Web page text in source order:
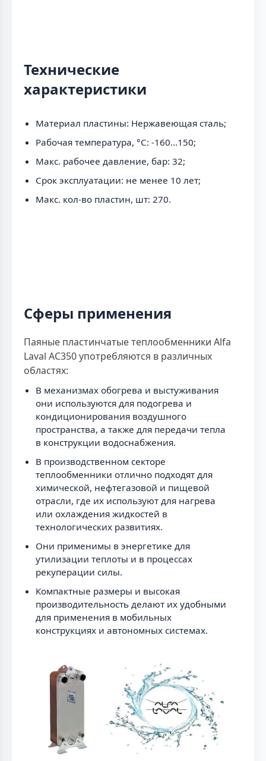
Технические
характеристики
Материал пластины: Нержавеющая сталь;
Рабочая температура, °C: -160...150;
Макс. рабочее давление, бар: 32;
Срок эксплуатации: не менее 10 лет;
Макс. кол-во пластин, шт: 270.
Сферы применения
Паяные пластинчатые теплообменники Alfa
Laval AC350 употребляются в различных
областях:
В механизмах обогрева и выстуживания
они используются для подогрева и
кондиционирования воздушного
пространства, а также для передачи тепла
в конструкции водоснабжения.
В производственном секторе
теплообменники отлично подходят для
химической, нефтегазовой и пищевой
отрасли, где их используют для нагрева
или охлаждения жидкостей в
технологических развитиях.
Они применимы в энергетике для
утилизации теплоты и в процессах
рекуперации силы.
Компактные размеры и высокая
производительность делают их удобными
для применения в мобильных
конструкциях и автономных системах.